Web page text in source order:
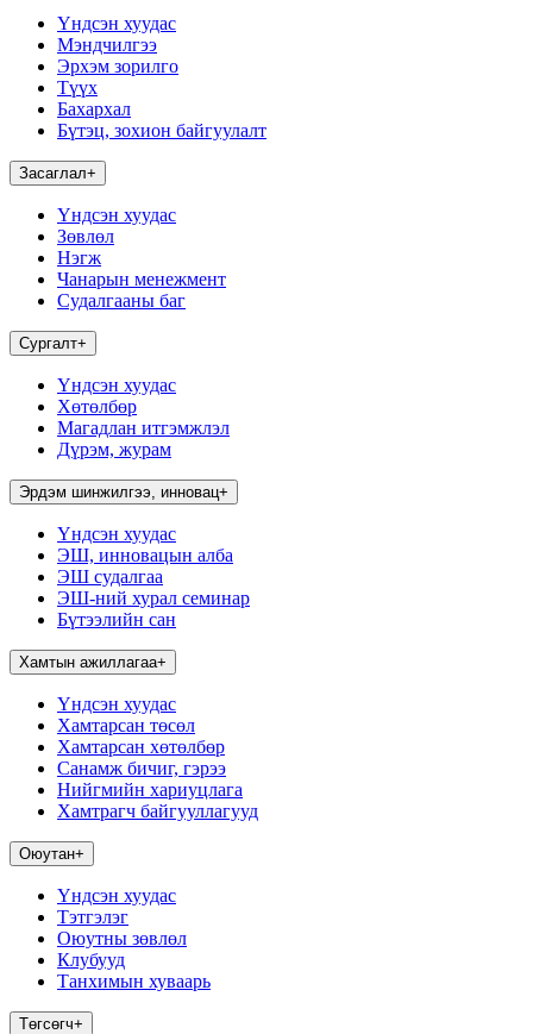
Үндсэн хуудас
Мэндчилгээ
Эрхэм зорилго
Түүх
Бахархал
Бүтэц, зохион байгуулалт
Засаглал+
Үндсэн хуудас
Зөвлөл
Нэгж
Чанарын менежмент
Судалгааны баг
Сургалт+
Үндсэн хуудас
Хөтөлбөр
Магадлан итгэмжлэл
Дүрэм, журам
Эрдэм шинжилгээ, инновац+
Үндсэн хуудас
ЭШ, инновацын алба
ЭШ судалгаа
ЭШ-ний хурал семинар
Бүтээлийн сан
Хамтын ажиллагаа+
Үндсэн хуудас
Хамтарсан төсөл
Хамтарсан хөтөлбөр
Санамж бичиг, гэрээ
Нийгмийн хариуцлага
Хамтрагч байгууллагууд
Оюутан+
Үндсэн хуудас
Тэтгэлэг
Оюутны зөвлөл
Клубууд
Танхимын хуваарь
Төгсөгч+